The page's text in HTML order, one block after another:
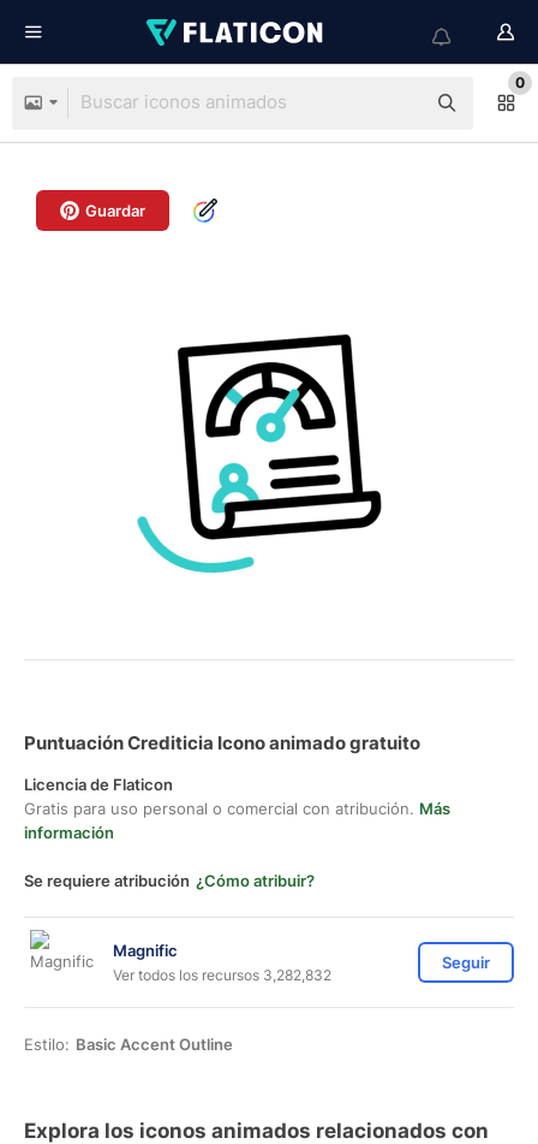
0
Guardar
Puntuación Crediticia Icono animado gratuito
Licencia de Flaticon
Gratis para uso personal o comercial con atribución. Más
información
Se requiere atribución ¿Cómo atribuir?
Magnific
Ver todos los recursos 3,282,832
Seguir
Estilo: Basic Accent Outline
Explora los iconos animados relacionados con